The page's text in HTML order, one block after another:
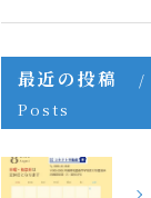
最近の投稿
Posts